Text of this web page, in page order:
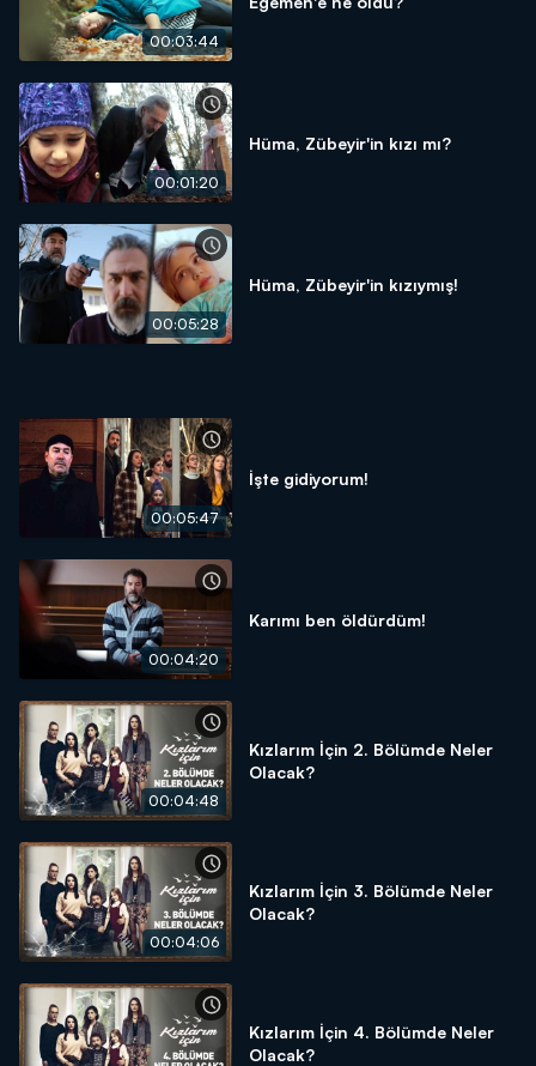
00:03:44
00:01:20
Hüma, Zübeyir'in kızı mı?
00:05:28
Hüma, Zübeyir'in kızıymış!
00:05:47
İşte gidiyorum!
00:04:20
Karımı ben öldürdüm!
00:04:48
Kızlarım İçin 2. Bölümde Neler
Olacak?
00:04:06
Kızlarım İçin 3. Bölümde Neler
Olacak?
Kızlarım İçin 4. Bölümde Neler
Olacak?